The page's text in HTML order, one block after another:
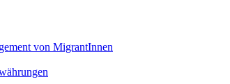
von MigrantInnen